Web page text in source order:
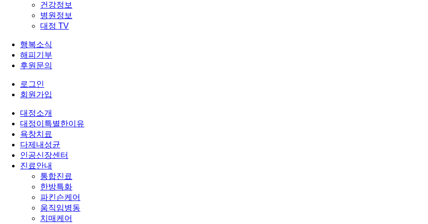
건강정보
병원정보
대정 TV
행복소식
해피기부
후원문의
로그인
회원가입
대정소개
대정이특별한이유
욕창치료
다제내성균
인공신장센터
진료안내
통합진료
한방특화
파킨슨케어
움직임병동
치매케어